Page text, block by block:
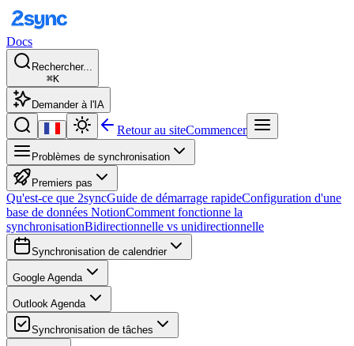
Docs
Rechercher...
⌘K
Demander à l'IA
Retour au siteCommencer
Problèmes de synchronisation
Premiers pas
Qu'est-ce que 2syncGuide de démarrage rapideConfiguration d'une
base de données NotionComment fonctionne la
synchronisationBidirectionnelle vs unidirectionnelle
Synchronisation de calendrier
Google Agenda
Outlook Agenda
Synchronisation de tâches